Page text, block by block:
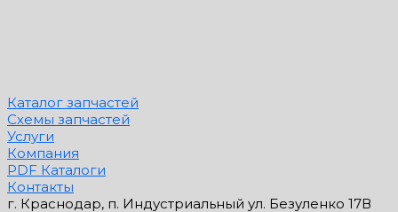
Каталог запчастей
Схемы запчастей
Услуги
Компания
PDF Каталоги
Контакты
г. Краснодар, п. Индустриальный ул. Безуленко 17В